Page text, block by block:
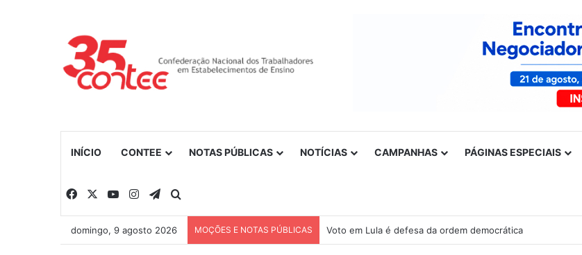
INÍCIO CONTEE NOTAS PÚBLICAS NOTÍCIAS CAMPANHAS PÁGINAS ESPECIAIS
Facebook YouTubeInstagramTelegram
domingo, 9 agosto 2026 MOÇÕES E NOTAS PÚBLICAS Nota de solidariedade ao povo venezuelano